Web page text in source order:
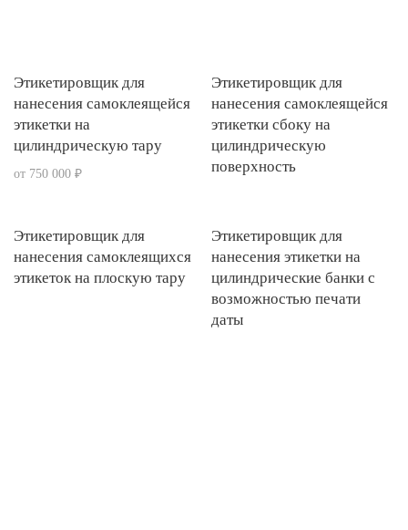
Этикетировщик для
нанесения самоклеящейся
этикетки на
цилиндрическую тару
от 750 000 ₽
Этикетировщик для
нанесения самоклеящейся
этикетки сбоку на
цилиндрическую
поверхность
Этикетировщик для
нанесения самоклеящихся
этикеток на плоскую тару
Этикетировщик для
нанесения этикетки на
цилиндрические банки с
возможностью печати
даты